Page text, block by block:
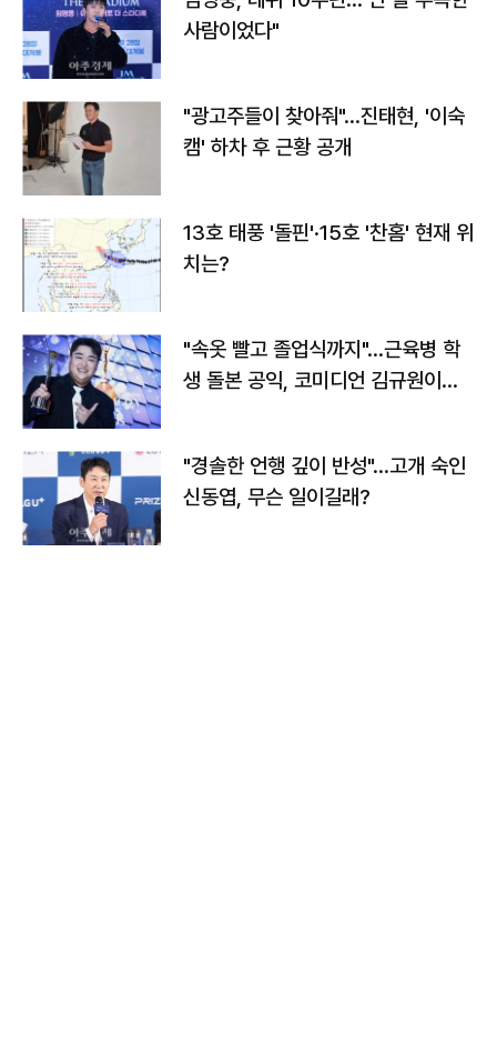
사람이었다"
"광고주들이 찾아줘"…진태현, '이숙
캠' 하차 후 근황 공개
13호 태풍 '돌핀'·15호 '찬홈' 현재 위
치는?
"속옷 빨고 졸업식까지"…근육병 학
생 돌본 공익, 코미디언 김규원이었
"경솔한 언행 깊이 반성"…고개 숙인
신동엽, 무슨 일이길래?